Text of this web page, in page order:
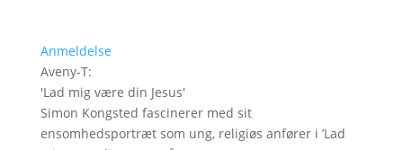
Anmeldelse
Aveny-T:
'Lad mig være din Jesus'
Simon Kongsted fascinerer med sit
ensomhedsportræt som ung, religiøs anfører i ’Lad